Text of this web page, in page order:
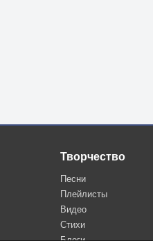
Творчество
Песни
Плейлисты
Видео
Стихи